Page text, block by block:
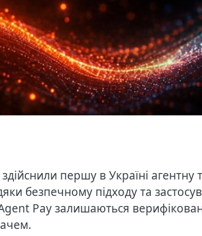
першу в Україні
безпечному підходу та
Agent Pay залишаються